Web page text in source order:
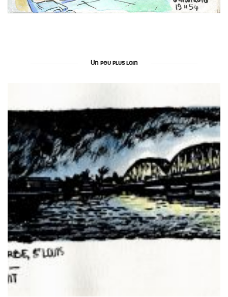
Un peu plus loin